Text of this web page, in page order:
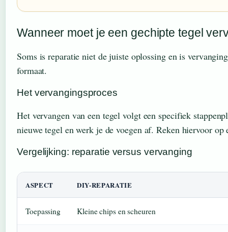
Wanneer moet je een gechipte tegel
Soms is reparatie niet de juiste oplossing en is
formaat.
Het vervangingsproces
Het vervangen van een tegel volgt een specifiek
nieuwe tegel en werk je de voegen af. Reken hiervoor op
Vergelijking: reparatie versus vervanging
ASPECT DIY-REPARATIE
Toepassing Kleine chips en scheuren